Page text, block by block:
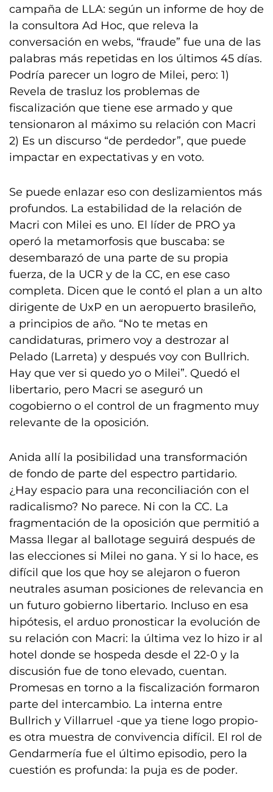
campaña de LLA: según un informe de hoy de
la consultora Ad Hoc, que releva la
conversación en webs, “fraude” fue una de las
palabras más repetidas en los últimos 45 días.
Podría parecer un logro de Milei, pero: 1)
Revela de trasluz los problemas de
fiscalización que tiene ese armado y que
tensionaron al máximo su relación con Macri
2) Es un discurso “de perdedor”, que puede
impactar en expectativas y en voto.
Se puede enlazar eso con deslizamientos más
profundos. La estabilidad de la relación de
Macri con Milei es uno. El líder de PRO ya
operó la metamorfosis que buscaba: se
desembarazó de una parte de su propia
fuerza, de la UCR y de la CC, en ese caso
completa. Dicen que le contó el plan a un alto
dirigente de UxP en un aeropuerto brasileño,
a principios de año. “No te metas en
candidaturas, primero voy a destrozar al
Pelado (Larreta) y después voy con Bullrich.
Hay que ver si quedo yo o Milei”. Quedó el
libertario, pero Macri se aseguró un
cogobierno o el control de un fragmento muy
relevante de la oposición.
Anida allí la posibilidad una transformación
de fondo de parte del espectro partidario.
¿Hay espacio para una reconciliación con el
radicalismo? No parece. Ni con la CC. La
fragmentación de la oposición que permitió a
Massa llegar al ballotage seguirá después de
las elecciones si Milei no gana. Y si lo hace, es
difícil que los que hoy se alejaron o fueron
neutrales asuman posiciones de relevancia en
un futuro gobierno libertario. Incluso en esa
hipótesis, el arduo pronosticar la evolución de
su relación con Macri: la última vez lo hizo ir al
hotel donde se hospeda desde el 22-0 y la
discusión fue de tono elevado, cuentan.
Promesas en torno a la fiscalización formaron
parte del intercambio. La interna entre
Bullrich y Villarruel -que ya tiene logo propio-
es otra muestra de convivencia difícil. El rol de
Gendarmería fue el último episodio, pero la
cuestión es profunda: la puja es de poder.